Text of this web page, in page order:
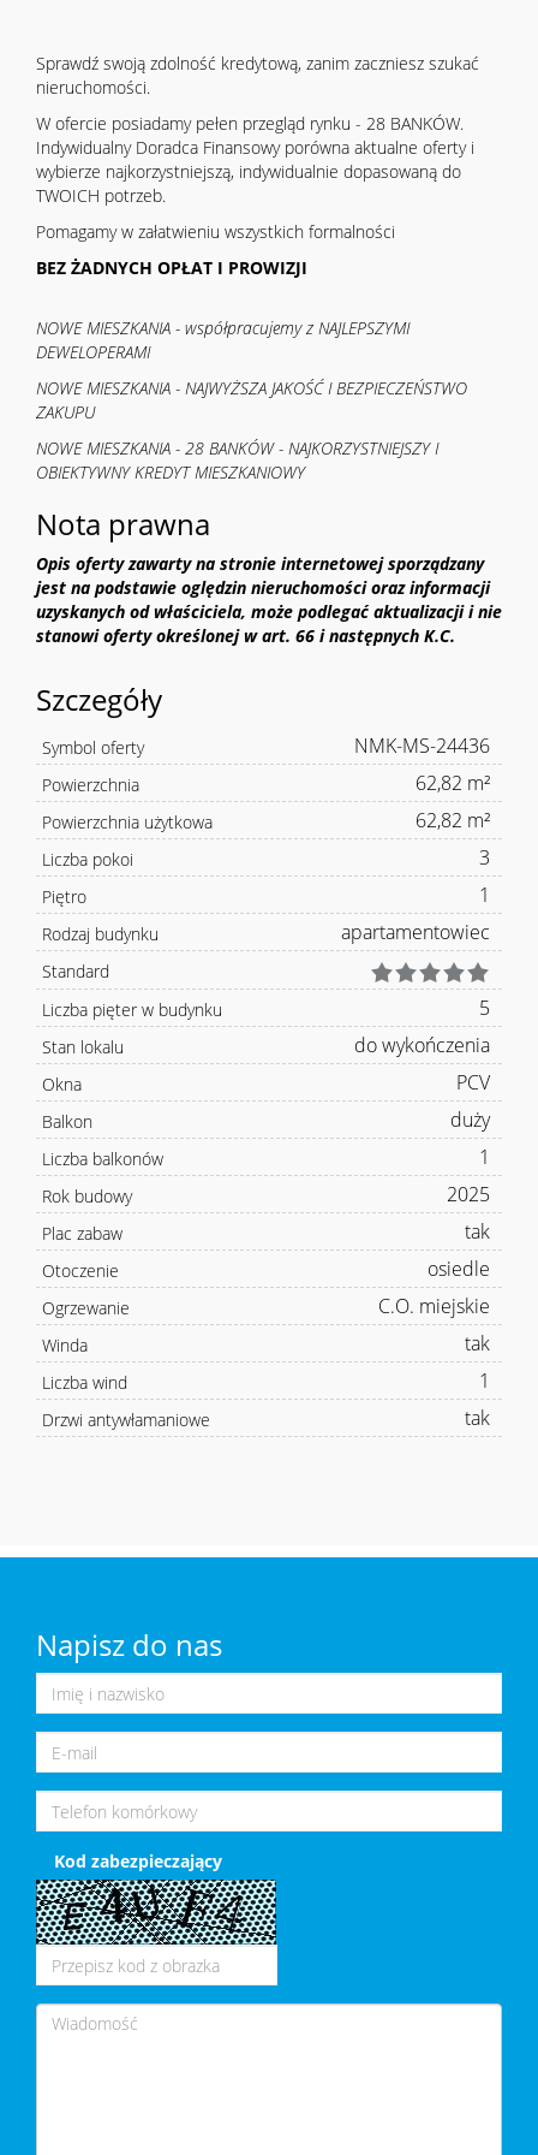
Sprawdź swoją zdolność kredytową, zanim zaczniesz szukać
nieruchomości.
W ofercie posiadamy pełen przegląd rynku - 28 BANKÓW.
Indywidualny Doradca Finansowy porówna aktualne oferty i
wybierze najkorzystniejszą, indywidualnie dopasowaną do
TWOICH potrzeb.
Pomagamy w załatwieniu wszystkich formalności
BEZ ŻADNYCH OPŁAT I PROWIZJI
NOWE MIESZKANIA - współpracujemy z NAJLEPSZYMI
DEWELOPERAMI
NOWE MIESZKANIA - NAJWYŻSZA JAKOŚĆ I BEZPIECZEŃSTWO
ZAKUPU
NOWE MIESZKANIA - 28 BANKÓW - NAJKORZYSTNIEJSZY I
OBIEKTYWNY KREDYT MIESZKANIOWY
Nota prawna
Opis oferty zawarty na stronie internetowej sporządzany
jest na podstawie oględzin nieruchomości oraz informacji
uzyskanych od właściciela, może podlegać aktualizacji i nie
stanowi oferty określonej w art. 66 i następnych K.C.
Szczegóły
Symbol oferty NMK-MS-24436
Powierzchnia 62,82 m²
Powierzchnia użytkowa 62,82 m²
Liczba pokoi 3
Piętro 1
Rodzaj budynku apartamentowiec
Standard
Liczba pięter w budynku
5
Stan lokalu do wykończenia
Okna PCV
Balkon duży
Liczba balkonów 1
Rok budowy 2025
Plac zabaw tak
Otoczenie osiedle
Ogrzewanie C.O. miejskie
Winda tak
Liczba wind 1
Drzwi antywłamaniowe tak
Napisz do nas
Kod zabezpieczający